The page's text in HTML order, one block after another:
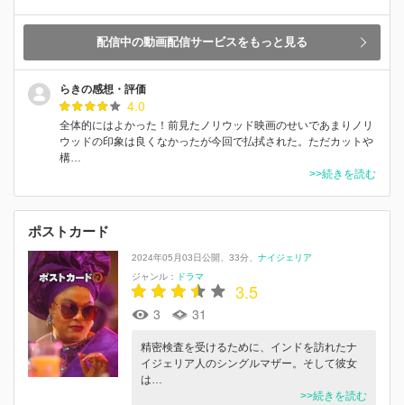
配信中の動画配信サービスをもっと見る
らきの感想・評価
4.0
全体的にはよかった！前見たノリウッド映画のせいであまりノリ
ウッドの印象は良くなかったが今回で払拭された。ただカットや
構…
>>続きを読む
ポストカード
2024年05月03日公開 33分
ナイジェリア
ジャンル：
ドラマ
3.5
3 31
精密検査を受けるために、インドを訪れたナ
イジェリア人のシングルマザー。そして彼女
は…
>>続きを読む